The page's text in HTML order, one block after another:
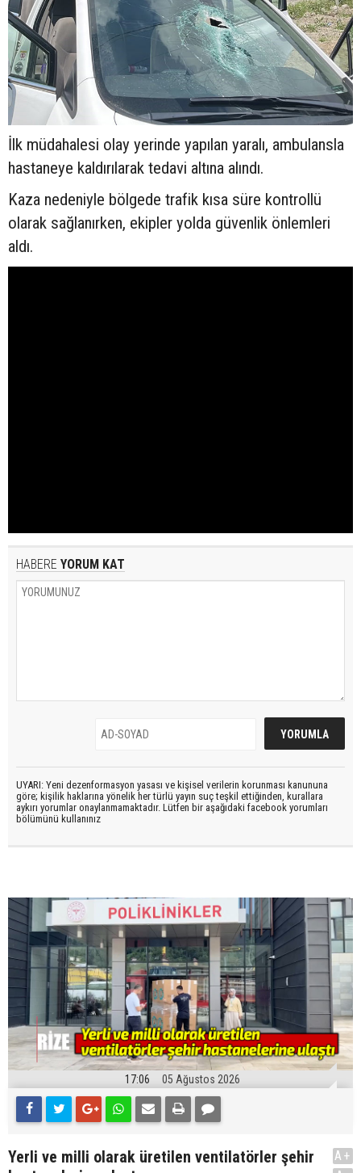
İlk müdahalesi olay yerinde yapılan yaralı, ambulansla
hastaneye kaldırılarak tedavi altına alındı.
Kaza nedeniyle bölgede trafik kısa süre kontrollü
olarak sağlanırken, ekipler yolda güvenlik önlemleri
aldı.
HABERE YORUM KAT
UYARI: Yeni dezenformasyon yasası ve kişisel verilerin korunması kanununa
göre; kişilik haklarına yönelik her türlü yayın suç teşkil ettiğinden, kurallara
aykırı yorumlar onaylanmamaktadır. Lütfen bir aşağıdaki facebook yorumları
bölümünü kullanınız
17:06 05 Ağustos 2026
Yerli ve milli olarak üretilen ventilatörler şehir
A+